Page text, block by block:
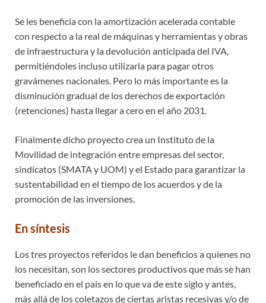
Se les beneficia con la amortización acelerada contable
con respecto a la real de máquinas y herramientas y obras
de infraestructura y la devolución anticipada del IVA,
permitiéndoles incluso utilizarla para pagar otros
gravámenes nacionales. Pero lo más importante es la
disminución gradual de los derechos de exportación
(retenciones) hasta llegar a cero en el año 2031.
Finalmente dicho proyecto crea un Instituto de la
Movilidad de integración entre empresas del sector,
sindicatos (SMATA y UOM) y el Estado para garantizar la
sustentabilidad en el tiempo de los acuerdos y de la
promoción de las inversiones.
En síntesis
Los tres proyectos referidos le dan beneficios a quienes no
los necesitan, son los sectores productivos que más se han
beneficiado en el país en lo que va de este siglo y antes,
más allá de los coletazos de ciertas aristas recesivas y/o de